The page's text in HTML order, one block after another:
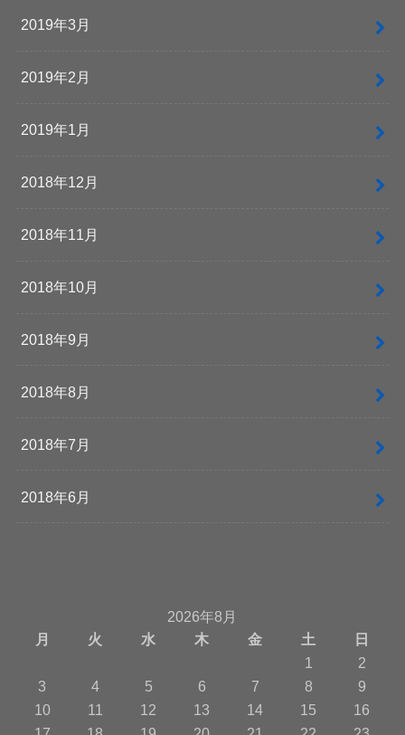
2019年3月
2019年2月
2019年1月
2018年12月
2018年11月
2018年10月
2018年9月
2018年8月
2018年7月
2018年6月
2026年8月
月
火 水 木 金 土
日
1
2
3
4 5 6 7 8
9
10
11 12 13 14 15
16